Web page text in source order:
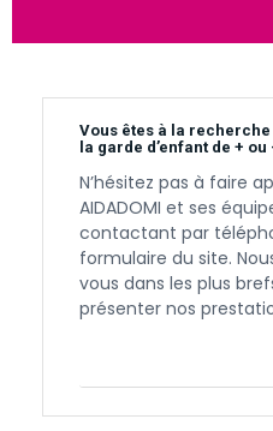
Vous êtes à la
la garde d’enfant de +
N’hésitez pas à faire
AIDADOMI et ses
contactant par
formulaire du site.
vous dans les plus
présenter nos